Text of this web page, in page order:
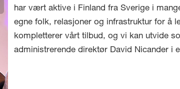
har vært aktive i Finland fra Sverige i
egne folk, relasjoner og infrastruktur for å
kompletterer vårt tilbud, og vi kan utvide
administrerende direktør David Nicander i